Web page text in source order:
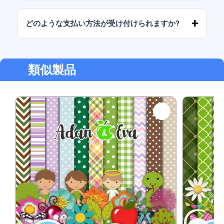
さい。追加料金なしでファイルの回復をお手伝
いいたします。
どのような支払い方法が受け付けられますか?
る支払い方法に対応しています。
類似製品